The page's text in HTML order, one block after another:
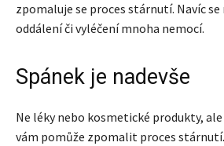
zpomaluje se proces stárnutí. Navíc
oddálení či vyléčení mnoha nemocí.
Spánek je nadevše
Ne léky nebo kosmetické produkty,
vám pomůže zpomalit proces stárnutí.